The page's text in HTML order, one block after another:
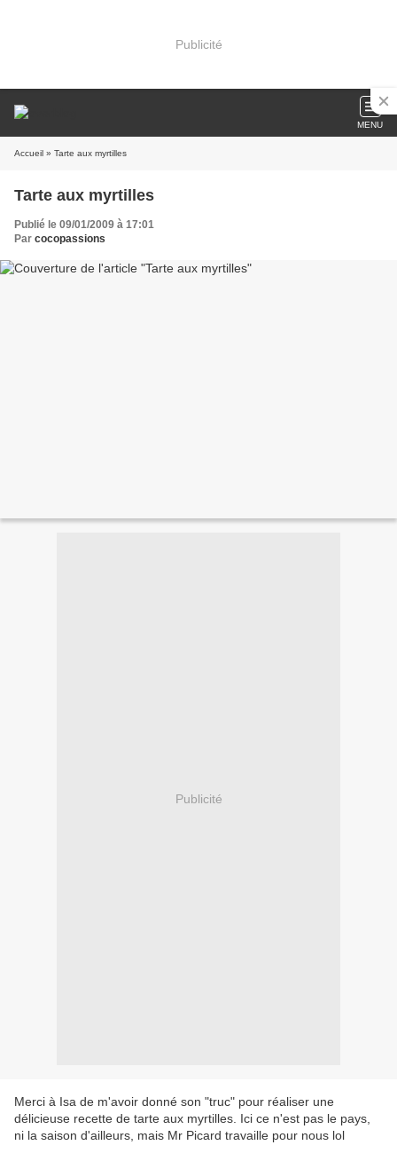
Publicité
MENU
Accueil » Tarte aux myrtilles
Tarte aux myrtilles
Publié le 09/01/2009 à 17:01
Par cocopassions
Publicité
Merci à Isa de m'avoir donné son "truc" pour réaliser une
délicieuse recette de tarte aux myrtilles. Ici ce n'est pas le pays,
ni la saison d'ailleurs, mais Mr Picard travaille pour nous lol